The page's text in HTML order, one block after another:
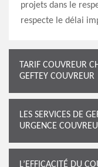
projets dans le
respecte le délai
TARIF COUVREUR
GEFTEY COUVREUR
LES SERVICES DE
URGENCE
L’EFFICACITÉ DU